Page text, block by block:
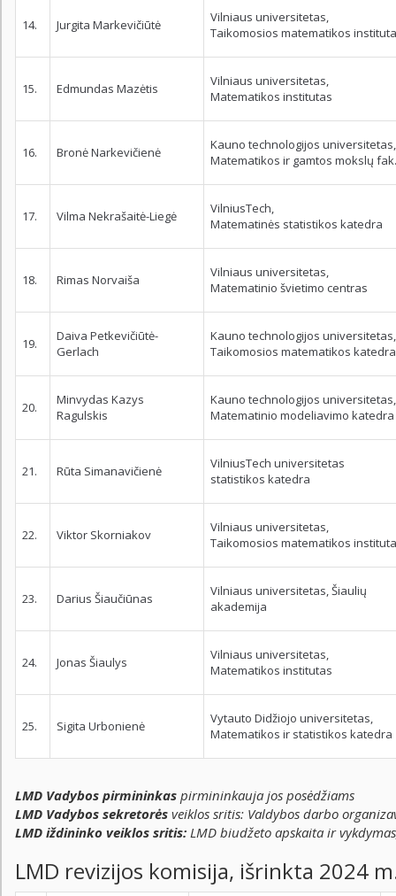
14. Jurgita Markevičiūtė
Vilniaus universitetas,
Taikomosios matematikos
15. Edmundas Mazėtis
Vilniaus universitetas,
Matematikos institutas
16. Bronė Narkevičienė
Kauno technologijos universitetas,
Matematikos ir gamtos mokslų fak.
17. Vilma Nekrašaitė-Liegė
VilniusTech,
Matematinės statistikos katedra
18. Rimas Norvaiša
Vilniaus universitetas,
Matematinio švietimo centras
19.
Daiva Petkevičiūtė-
Gerlach
Kauno technologijos universitetas,
Taikomosios matematikos katedra
20.
Minvydas Kazys
Ragulskis
Kauno technologijos universitetas,
Matematinio modeliavimo katedra
21. Rūta Simanavičienė
VilniusTech universitetas
statistikos katedra
22. Viktor Skorniakov
Vilniaus universitetas,
Taikomosios matematikos
23. Darius Šiaučiūnas
Vilniaus universitetas, Šiaulių
akademija
24. Jonas Šiaulys
Vilniaus universitetas,
Matematikos institutas
25. Sigita Urbonienė
Vytauto Didžiojo universitetas,
Matematikos ir statistikos katedra
LMD Vadybos pirmininkas pirmininkauja jos posėdžiams
LMD Vadybos sekretorės veiklos sritis: Valdybos darbo
LMD iždininko veiklos sritis: LMD biudžeto apskaita ir
LMD revizijos komisija, išrinkta 2024